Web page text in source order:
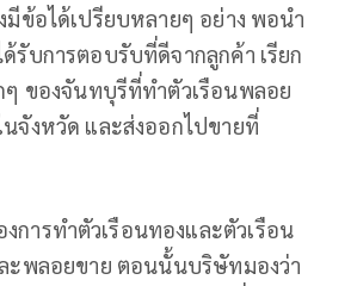
มีข้อได้เปรียบหลายๆ อย่าง พอนำ
รับการตอบรับที่ดีจากลูกค้า เรียก
ๆ ของจันทบุรีที่ทำตัวเรือนพลอย
จังหวัด และส่งออกไปขายที่
การทำตัวเรือนทองและตัวเรือน
ละพลอยขาย ตอนนั้นบริษัทมองว่า